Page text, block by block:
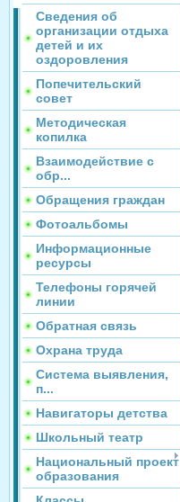
Сведения об
организации отдыха
детей и их
оздоровления
Попечительский
совет
Методическая
копилка
Взаимодействие с
обр...
Обращения граждан
Фотоальбомы
Информационные
ресурсы
Телефоны горячей
линии
Обратная связь
Охрана труда
Система выявления,
п...
Навигаторы детства
Школьный театр
Национальный проект
образования